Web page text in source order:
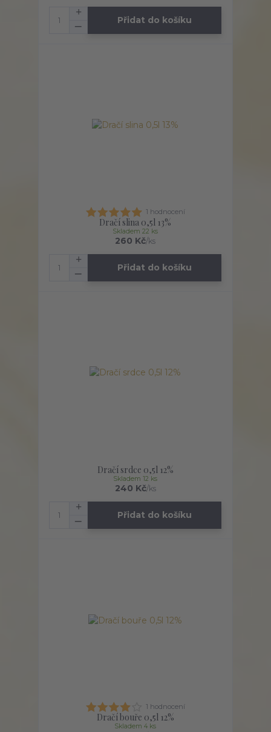
Přidat do košíku
1 hodnocení
Dračí slina 0,5l 13%
260 Kč/ks
Skladem 22 ks
Přidat do košíku
Dračí srdce 0,5l 12%
240 Kč/ks
Skladem 12 ks
Přidat do košíku
1 hodnocení
Dračí bouře 0,5l 12%
Skladem 4 ks